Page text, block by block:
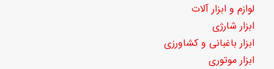
لوازم و ابزار آلات
ابزار شارژی
ابزار باغبانی و کشاورزی
ابزار موتوری